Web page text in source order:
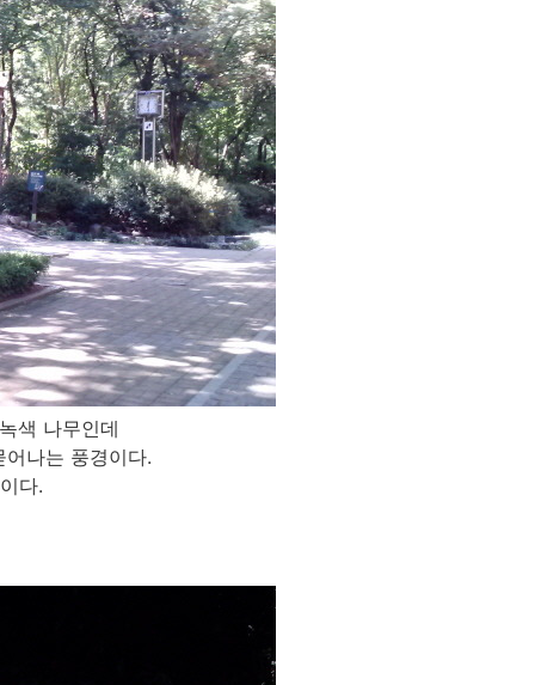
색 나무인데
나는 풍경이다.
다.